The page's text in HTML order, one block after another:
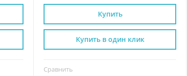
Купить
Сравнить
Купить в один клик